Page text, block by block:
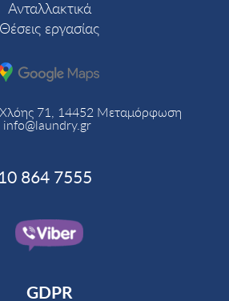
Ανταλλακτικά
Θέσεις εργασίας
71, 14452 Μεταμόρφωση
info@laundry.gr
864 7555
GDPR